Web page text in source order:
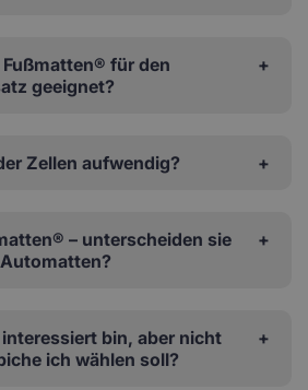
Fußmatten® für den
geeignet?
Zellen aufwendig?
– unterscheiden sie
bin, aber nicht
ich wählen soll?